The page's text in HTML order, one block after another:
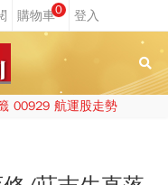
0
00929 航運股走勢